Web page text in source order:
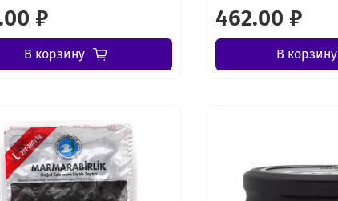
₽
В корзину
462.00 ₽
В корзину